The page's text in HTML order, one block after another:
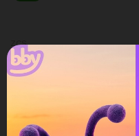
ZCS
ZCS AZZURRO 4600 TLM V3
Inverter Monofase 4600W
4.6kW